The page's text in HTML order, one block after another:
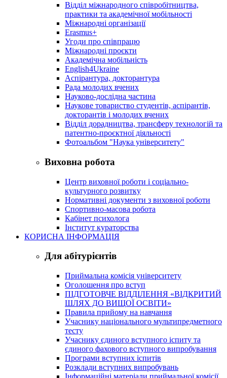
Відділ міжнародного співробітництва,
практики та академічної мобільності
Міжнародні організації
Erasmus+
Угоди про співпрацю
Міжнародні проєкти
Академічна мобільність
English4Ukraine
Аспірантура, докторантура
Рада молодих вчених
Науково-дослідна частина
Наукове товариство студентів, аспірантів,
докторантів і молодих вчених
Відділ дорадництва, трансферу технологій та
патентно-проєктної діяльності
Фотоальбом "Наука університету"
Виховна робота
Центр виховної роботи і соціально-
культурного розвитку
Нормативні документи з виховної роботи
Спортивно-масова робота
Кабінет психолога
Інститут кураторства
КОРИСНА ІНФОРМАЦІЯ
Для абітурієнтів
Приймальна комісія університету
Оголошення про вступ
ПІДГОТОВЧЕ ВІДДІЛЕННЯ «ВІДКРИТИЙ
ШЛЯХ ДО ВИЩОЇ ОСВІТИ»
Правила прийому на навчання
Учаснику національного мультипредметного
тесту
Учаснику єдиного вступного іспиту та
єдиного фахового вступного випробування
Програми вступних іспитів
Розклади вступних випробувань
Інформаційні матеріали приймальної комісії